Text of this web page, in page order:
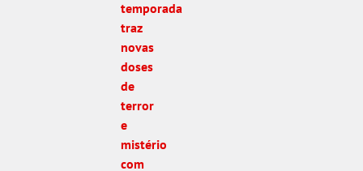
temporada
traz
novas
doses
de
terror
e
mistério
com